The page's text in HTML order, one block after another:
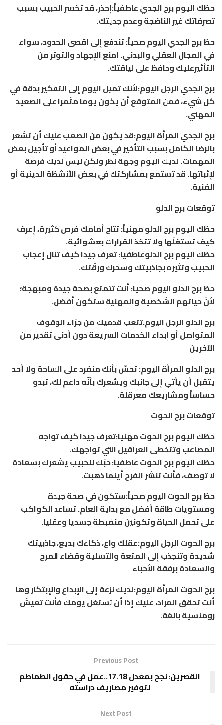
حظك اليوم برج الجدي عاطفياً:إحذر، قد تخسر الحبيب بسبب
تصرفاتك غير الناضجة وعدم جديتك.
حظ برج الجدي اليوم صحياً: تندفع إلى اقصى الحدود، سواء
في المجال العقلي والبدني. امنع الإجهاد والتوتر من
التأثيرعليك وحافظ على لياقتك.
برج الجدي الرجل اليوم:لأنك تميل اليوم إلى التفكير بدقة في
كل شيء، فمن المتوقع أن يكون يوما مثمرا على الصعيد
المهني.
برج الجدي المرأة اليوم:قد يكون من الصعب عليك أن تشعر
بالرضا الكامل بسبب التأخير في بعض المواعيد أو تأجيل بعض
المهمات. لديك اليوم وجهة نظر ولكن ليس لديك فرصة
لإثباتها. قد تستمع بمشاركتك في بعض الأنشظة الدينية أو
الفنية.
توقعات برج الدلو
حظك اليوم برج الدلو مهنياً: تتاح أمامك فرص كثيرة، إعرف
كيف تستغلّها ولا تتخذ القرارات بعشوائية.
حظك اليوم برج الدلوعاطفياً: تعرف جيداً كيف تنال إعجاب
الحبيب وتثيره بجاذبيتك وسحرك ورقّتك.
حظ برج الدلو اليوم صحياً: أنت تتمتع بصحة جيدة ومبهجة؛
لأنّ حياتهم الشخصية والمهنية ستكون أفضل.
برج الدلو الرجل اليوم:تتعب قدميك من جرّاء الوقوف
المتواصل أو إبداء الخدمات السريعة دون أدنى تقدير من
الآخرين
برج الدلو المرأة اليوم: تحسّ بأنك منفرد على الساحة ولا أحد
يتقبل أن يأتي إلى جانبك ويشعرك بأنّه داعم لك، تبدو
حساساً ومشاريعك معرقلة.
توقعات برج الحوت
حظك اليوم برج الحوت مهنياً:تعرف جيداً كيف تواجه
المصاعب وتتخطى العراقيل التي تواجهك.
حظك اليوم برج الحوت عاطفياً: حبّك للحبيب يشعرك بسعادة
لا توصف، فأنت تنشر الفرح أينما ذهبت.
حظ برج الحوت اليوم صحياً:ستكون في صحة جيدة
ومستويات طاقة أفضل مع بداية العام. تساعد الكواكب
على تحمل الحياة وتكونين منضبطة جسديا وعقليا.
برج الحوت الرجل اليوم:عقلك واع، ذكاءك بديع، جاذبيتك
شديدة وتنجذب إلى المتعة والتسلية وقضاء المرح
والسعادة برفقة الأحباء
برج الحوت المرأة اليوم:لديك نزعة إلى الإبداع والإبتكار وها
أنت تحقق المراد، عليك إذاً أن تستغل يومك فأنت تعيش
رومنسية بالغة.
Previous Post
القصرين: نجح بمعدل 17.18..عمل في حقول الطماطم
لتوفير مصاريف دراسته
Next Post